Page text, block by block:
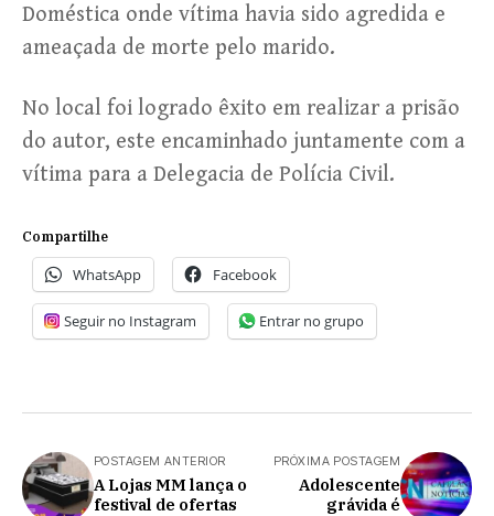
Doméstica onde vítima havia sido agredida e
ameaçada de morte pelo marido.
No local foi logrado êxito em realizar a prisão
do autor, este encaminhado juntamente com a
vítima para a Delegacia de Polícia Civil.
Compartilhe
WhatsApp Facebook
Seguir no Instagram Entrar no grupo
POSTAGEM ANTERIOR
A Lojas MM lança o
festival de ofertas
PRÓXIMA POSTAGEM
Adolescente
grávida é